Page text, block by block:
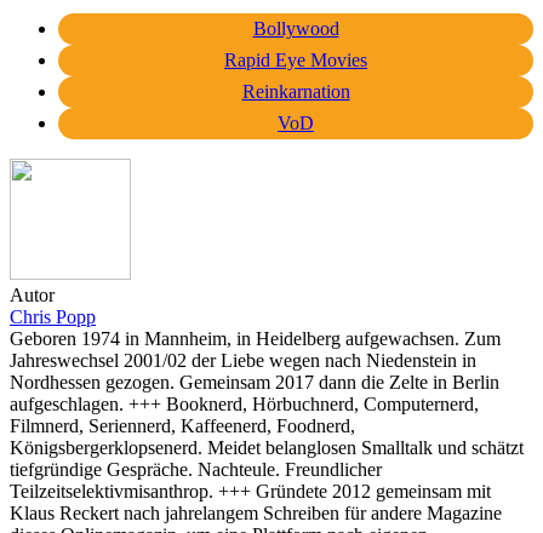
Bollywood
Rapid Eye Movies
Reinkarnation
VoD
Autor
Chris Popp
Geboren 1974 in Mannheim, in Heidelberg aufgewachsen. Zum
Jahreswechsel 2001/02 der Liebe wegen nach Niedenstein in
Nordhessen gezogen. Gemeinsam 2017 dann die Zelte in Berlin
aufgeschlagen. +++ Booknerd, Hörbuchnerd, Computernerd,
Filmnerd, Seriennerd, Kaffeenerd, Foodnerd,
Königsbergerklopsenerd. Meidet belanglosen Smalltalk und schätzt
tiefgründige Gespräche. Nachteule. Freundlicher
Teilzeitselektivmisanthrop. +++ Gründete 2012 gemeinsam mit
Klaus Reckert nach jahrelangem Schreiben für andere Magazine